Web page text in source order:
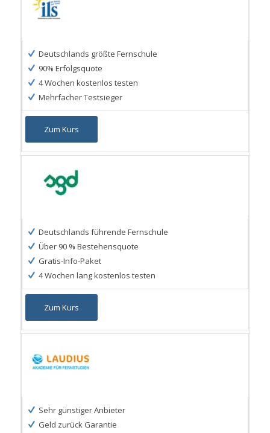
Deutschlands größte Fernschule
90% Erfolgsquote
4 Wochen kostenlos testen
Mehrfacher Testsieger
Zum Kurs
Deutschlands führende Fernschule
Über 90 % Bestehensquote
Gratis-Info-Paket
4 Wochen lang kostenlos testen
Zum Kurs
Sehr günstiger Anbieter
Geld zurück Garantie